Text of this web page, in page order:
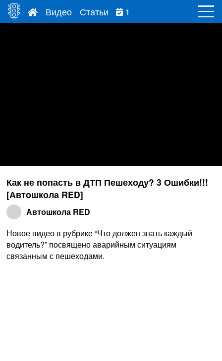
Видео Статьи 1
Как не попасть в ДТП Пешеходу? 3 Ошибки!!!
[Автошкола RED]
Автошкола RED
Новое видео в рубрике “Что должен знать каждый
водитель?” посвящено аварийным ситуациям
связанным с пешеходами.